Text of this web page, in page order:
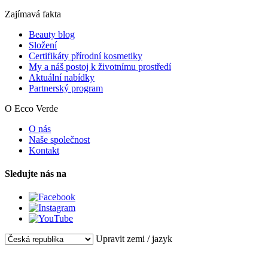
Zajímavá fakta
Beauty blog
Složení
Certifikáty přírodní kosmetiky
My a náš postoj k životnímu prostředí
Aktuální nabídky
Partnerský program
O Ecco Verde
O nás
Naše společnost
Kontakt
Sledujte nás na
Upravit zemi / jazyk